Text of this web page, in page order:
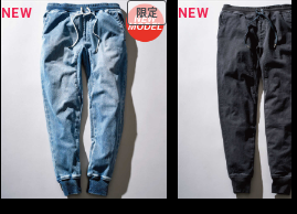
NEW 限定 NEW